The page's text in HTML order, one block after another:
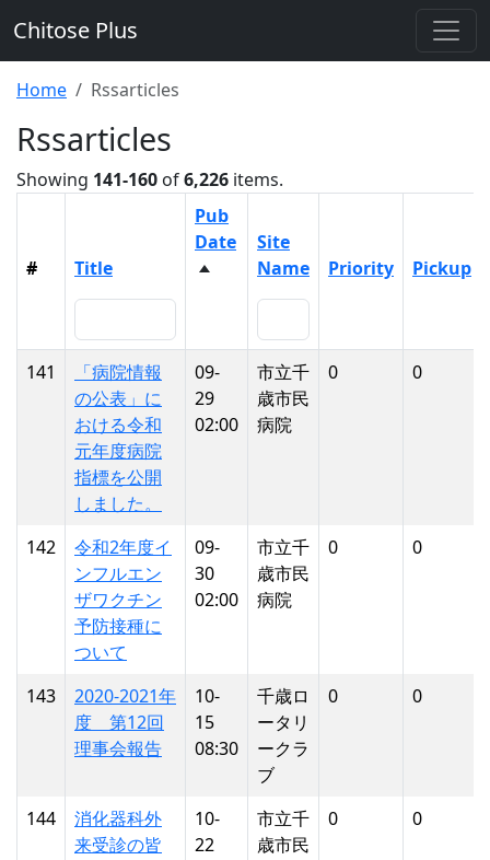
Chitose Plus
Home Rssarticles
Rssarticles
Showing 141-160 of6,226 items.
# Title
Pub
Date
Site
Name
Priority Pickup
141
「病院情報
の公表」に
おける令和
元年度病院
指標を公開
しました。
09-
29
02:00
市立千
歳市民
病院
0 0
142
令和2年度イ
ンフルエン
ザワクチン
予防接種に
ついて
09-
30
02:00
市立千
歳市民
病院
0 0
143
2020-2021年
度 第12回
理事会報告
10-
15
08:30
千歳ロ
ータリ
ークラ
ブ
0 0
144
消化器科外
来受診の皆
10-
22
市立千
歳市民
0 0